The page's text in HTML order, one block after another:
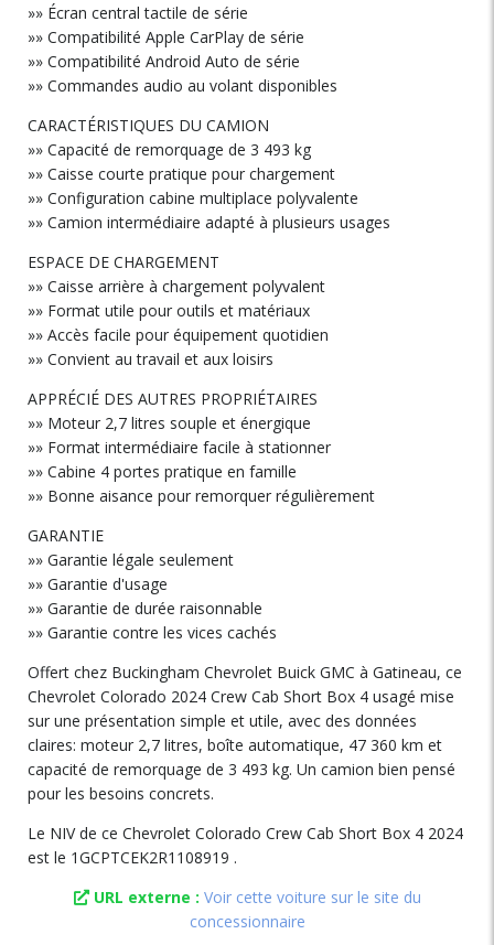
»» Écran central tactile de série
»» Compatibilité Apple CarPlay de série
»» Compatibilité Android Auto de série
»» Commandes audio au volant disponibles
CARACTÉRISTIQUES DU CAMION
»» Capacité de remorquage de 3 493 kg
»» Caisse courte pratique pour chargement
»» Configuration cabine multiplace polyvalente
»» Camion intermédiaire adapté à plusieurs usages
ESPACE DE CHARGEMENT
»» Caisse arrière à chargement polyvalent
»» Format utile pour outils et matériaux
»» Accès facile pour équipement quotidien
»» Convient au travail et aux loisirs
APPRÉCIÉ DES AUTRES PROPRIÉTAIRES
»» Moteur 2,7 litres souple et énergique
»» Format intermédiaire facile à stationner
»» Cabine 4 portes pratique en famille
»» Bonne aisance pour remorquer régulièrement
GARANTIE
»» Garantie légale seulement
»» Garantie d'usage
»» Garantie de durée raisonnable
»» Garantie contre les vices cachés
Offert chez Buckingham Chevrolet Buick GMC à Gatineau, ce
Chevrolet Colorado 2024 Crew Cab Short Box 4 usagé mise
sur une présentation simple et utile, avec des données
claires: moteur 2,7 litres, boîte automatique, 47 360 km et
capacité de remorquage de 3 493 kg. Un camion bien pensé
pour les besoins concrets.
Le NIV de ce Chevrolet Colorado Crew Cab Short Box 4 2024
est le 1GCPTCEK2R1108919 .
URL externe : Voir cette voiture sur le site du
concessionnaire